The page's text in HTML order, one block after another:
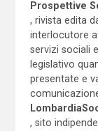
Prospettive
, rivista edita
interlocutore
servizi sociali
legislativo
presentate e
, sito